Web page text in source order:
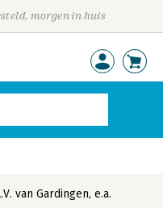
morgen in huis
van Gardingen, e.a.